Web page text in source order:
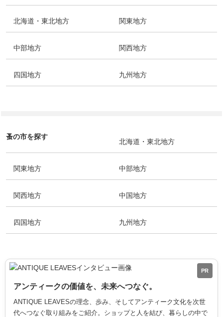
北海道・東北地方 関東地方
中部地方 関西地方
四国地方 九州地方
蚤の市を探す
北海道・東北地方
関東地方 中部地方
関西地方 中国地方
四国地方 九州地方
PR
アンティークの価値を、未来へつなぐ。
ANTIQUE LEAVESの理念、歩み、そしてアンティーク文化を次世
代へつなぐ取り組みをご紹介。ショップと人を結び、暮らしの中で